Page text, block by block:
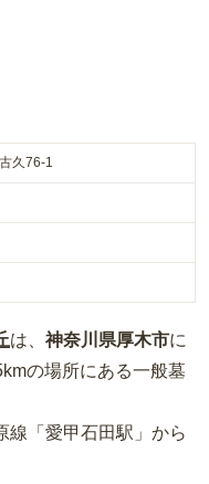
久76-1
は、 神奈川県厚木市に
の場所にある一般墓
線「愛甲石田駅」から